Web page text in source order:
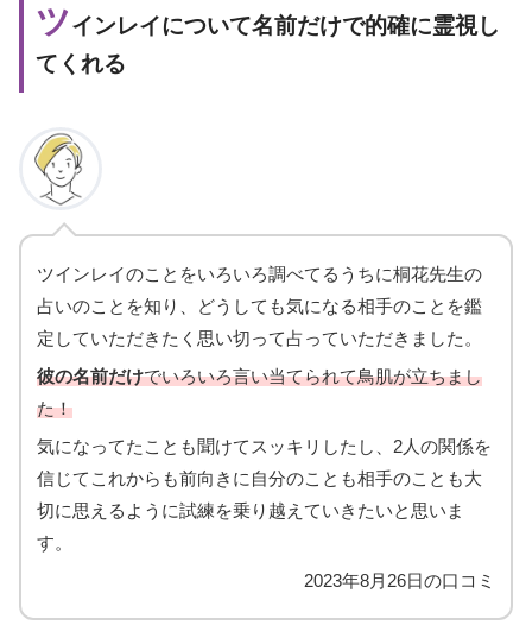
ツインレイについて名前だけで的確に霊視し
てくれる
ツインレイのことをいろいろ調べてるうちに桐花先生の
占いのことを知り、どうしても気になる相手のことを鑑
定していただきたく思い切って占っていただきました。
彼の名前だけでいろいろ言い当てられて鳥肌が立ちまし
た！
気になってたことも聞けてスッキリしたし、2人の関係を
信じてこれからも前向きに自分のことも相手のことも大
切に思えるように試練を乗り越えていきたいと思いま
す。
2023年8月26日の口コミ